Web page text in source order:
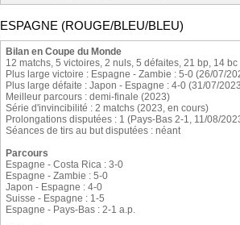
ESPAGNE (ROUGE/BLEU/BLEU)
Bilan en Coupe du Monde
12 matchs, 5 victoires, 2 nuls, 5 défaites, 21 bp, 14 bc
Plus large victoire : Espagne - Zambie : 5-0 (26/07/
Plus large défaite : Japon - Espagne : 4-0 (31/07/
Meilleur parcours : demi-finale (2023)
Série d'invincibilité : 2 matchs (2023, en cours)
Prolongations disputées : 1 (Pays-Bas 2-1, 11/08/
Séances de tirs au but disputées : néant
Parcours
Espagne - Costa Rica : 3-0
Espagne - Zambie : 5-0
Japon - Espagne : 4-0
Suisse - Espagne : 1-5
Espagne - Pays-Bas : 2-1 a.p.